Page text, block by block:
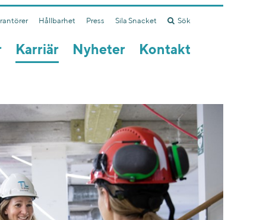
Hållbarhet Press Sila Snacket Sök
Karriär Nyheter Kontakt